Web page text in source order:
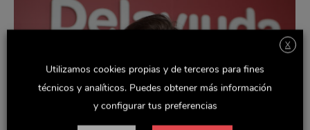
X
Utilizamos cookies propias y de terceros para fines
técnicos y analíticos. Puedes obtener más información
y configurar tus preferencias